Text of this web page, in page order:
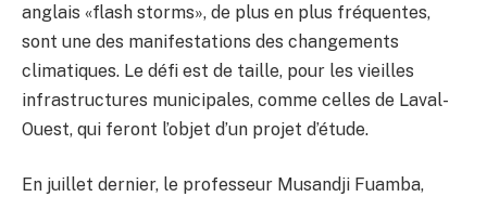
anglais «flash storms», de plus en plus fréquentes,
sont une des manifestations des changements
climatiques. Le défi est de taille, pour les vieilles
infrastructures municipales, comme celles de Laval-
Ouest, qui feront l’objet d’un projet d’étude.
En juillet dernier, le professeur Musandji Fuamba,